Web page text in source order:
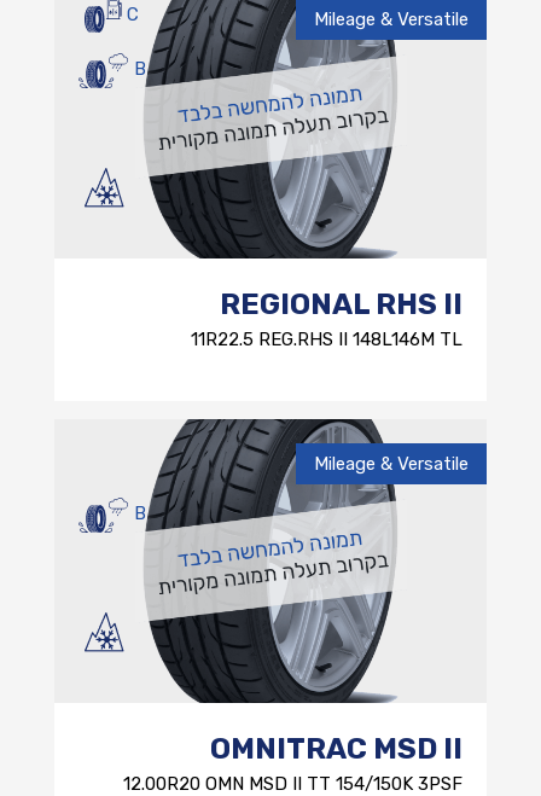
Mileage & Versatile
C
B
REGIONAL RHS II
11R22.5 REG.RHS II 148L146M TL
Mileage & Versatile
B
OMNITRAC MSD II
12.00R20 OMN MSD II TT 154/150K 3PSF